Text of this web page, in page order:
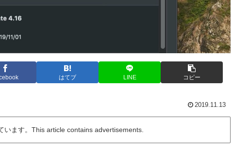
はてブ LINE コピー
2019.11.13
います。This article contains advertisements.